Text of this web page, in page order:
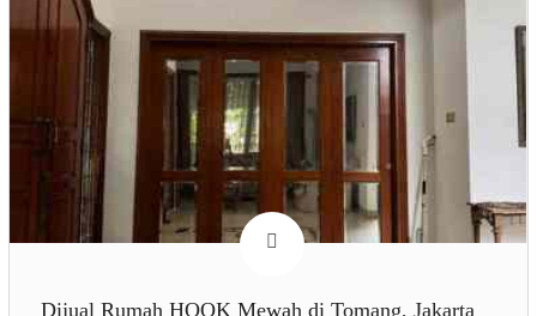
Dijual Rumah HOOK Mewah di Tomang, Jakarta